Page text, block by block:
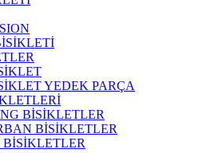
YEDEK PARÇA
BİSİKLETLER
BİSİKLETLER